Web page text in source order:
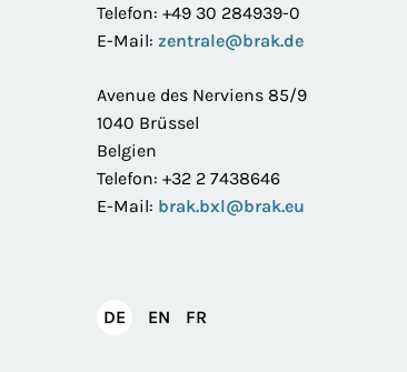
Telefon: +49 30 284939-0
E-Mail: zentrale@brak.de
Avenue des Nerviens 85/9
1040 Brüssel
Belgien
Telefon: +32 2 7438646
E-Mail: brak.bxl@brak.eu
DEDeutsch
EN English
FR